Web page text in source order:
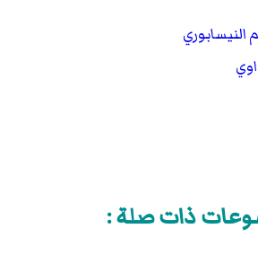
النيسابوري
ذات صلة :